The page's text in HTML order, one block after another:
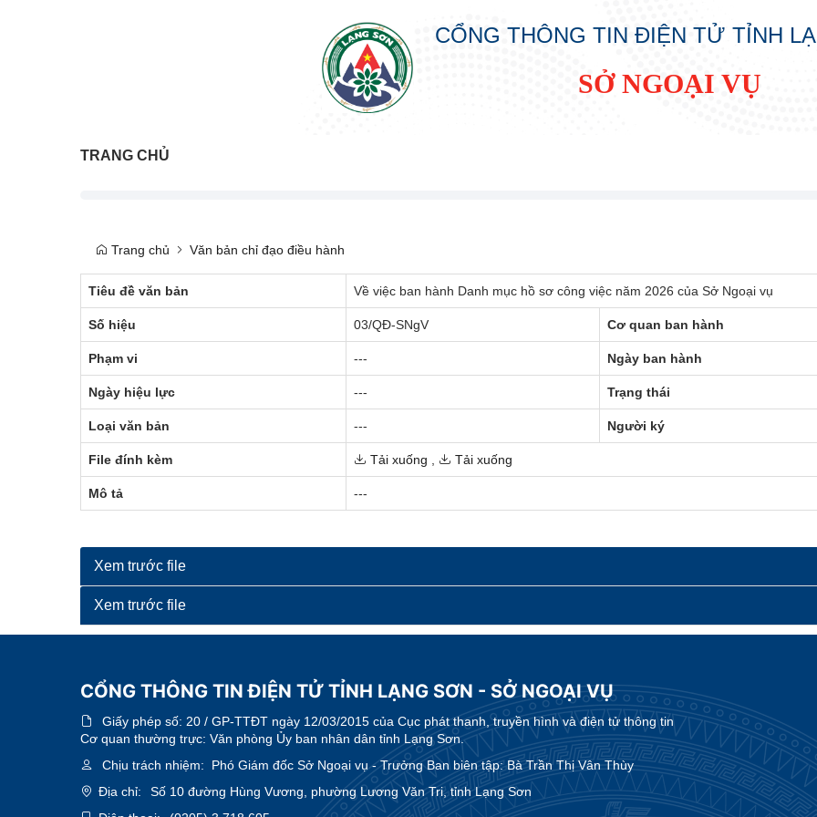
CỔNG THÔNG TIN ĐIỆN TỬ TỈNH
SỞ NGOẠI VỤ
TRANG CHỦ
Trang chủ Văn bản chỉ đạo điều hành
Tiêu đề văn bản Về việc ban hành Danh mục hồ sơ công việc năm 2026 của Sở Ngoại vụ
Số hiệu 03/QĐ-SNgV Cơ quan ban hành
Phạm vi --- Ngày ban hành
Ngày hiệu lực --- Trạng thái
Loại văn bản --- Người ký
File đính kèm Tải xuống Tải xuống
Mô tả ---
Xem trước file
Xem trước file
CỔNG THÔNG TIN ĐIỆN TỬ TỈNH LẠNG SƠN - SỞ NGOẠI VỤ
Giấy phép số: 20 / GP-TTĐT ngày 12/03/2015 của Cục phát thanh, truyền hình và điện tử thông tin
Cơ quan thường trực: Văn phòng Ủy ban nhân dân tỉnh Lạng Sơn.
Chịu trách nhiệm: Phó Giám đốc Sở Ngoại vụ - Trưởng Ban biên tập: Bà Trần Thị Vân Thùy
Địa chỉ:
Số 10 đường Hùng Vương, phường Lương Văn Tri, tỉnh Lạng Sơn